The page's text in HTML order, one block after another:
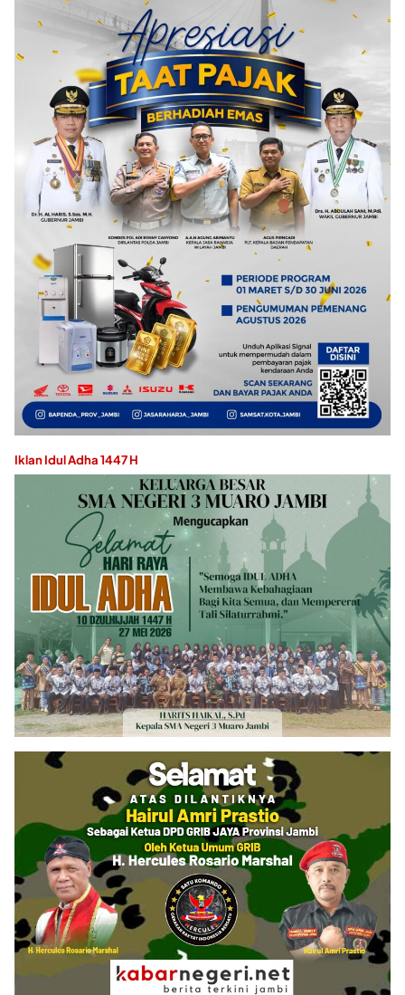
Iklan Idul Adha 1447 H